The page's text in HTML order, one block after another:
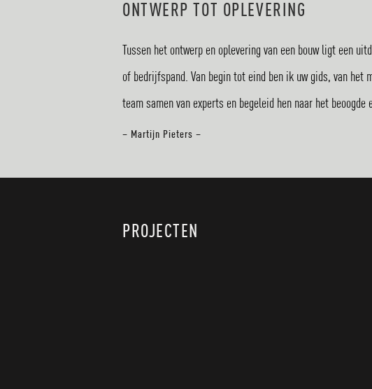
ONTWERP TOT OPLEVERING
Tussen het ontwerp en oplevering van een bouw ligt een
of bedrijfspand. Van begin tot eind ben ik uw gids, van het
team samen van experts en begeleid hen naar het
– Martijn Pieters –
PROJECTEN